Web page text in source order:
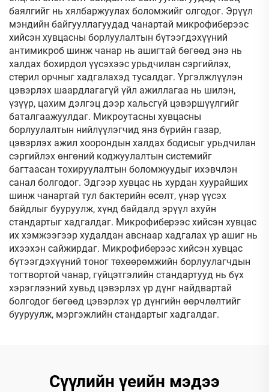
баялгийг нь хялбаржуулах боломжийг олгодог. Эрүүл
мэндийн байгууллагуудад чанартай микрофиберээс
хийсэн хувцасны борлуулалтын бүтээгдэхүүний
антимикроб шинж чанар нь ашигтай бөгөөд энэ нь
халдах бохирдол үүсэхээс урьдчилан сэргийлэх,
стерил орчныг хадгалахэд тусалдаг. Үргэлжлүүлэн
цэвэрлэх шаардлагагүй үйл ажиллагаа нь шилэн,
үзүүр, цахим дэлгэц дээр хальсгүй цэвэршүүлгийг
баталгаажуулдаг. Микроутасны хувцасны
борлуулалтын нийлүүлэгчид янз бүрийн газар,
цэвэрлэх ажил хоорондын халдах бодисыг урьдчилан
сэргийлэх өнгөний коджуулалтын системийг
багтаасан тохируулалтын боломжуудыг ихэвчлэн
санал болгодог. Эдгээр хувцас нь хурдан хуурайших
шинж чанартай тул бактерийн өсөлт, үнэр үүсэх
байдлыг бууруулж, хүнд байдалд эрүүл ахуйн
стандартыг хадгалдаг. Микрофиберээс хийсэн хувцас
их хэмжээгээр худалдан авснаар хадгалах үр ашиг нь
ихээхэн сайжирдаг. Микрофиберээс хийсэн хувцас
бүтээгдэхүүний тоног төхөөрөмжийн борлуулагчдын
тогтвортой чанар, гүйцэтгэлийн стандартууд нь бүх
хэрэглээний хувьд цэвэрлэх үр дүнг найдвартай
болгодог бөгөөд цэвэрлэх үр дүнгийн өөрчлөлтийг
бууруулж, мэргэжлийн стандартыг хадгалдаг.
Сүүлийн үеийн мэдээ